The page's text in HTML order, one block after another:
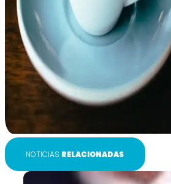
NOTICIAS RELACIONADAS